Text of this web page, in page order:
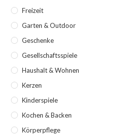
Freizeit
Garten & Outdoor
Geschenke
Gesellschaftsspiele
Haushalt & Wohnen
Kerzen
Kinderspiele
Kochen & Backen
Körperpflege